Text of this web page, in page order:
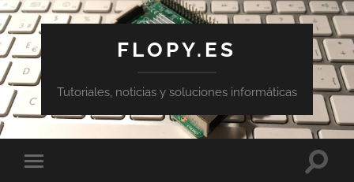
FLOPY.ES
Tutoriales, noticias y soluciones informáticas
Alternar